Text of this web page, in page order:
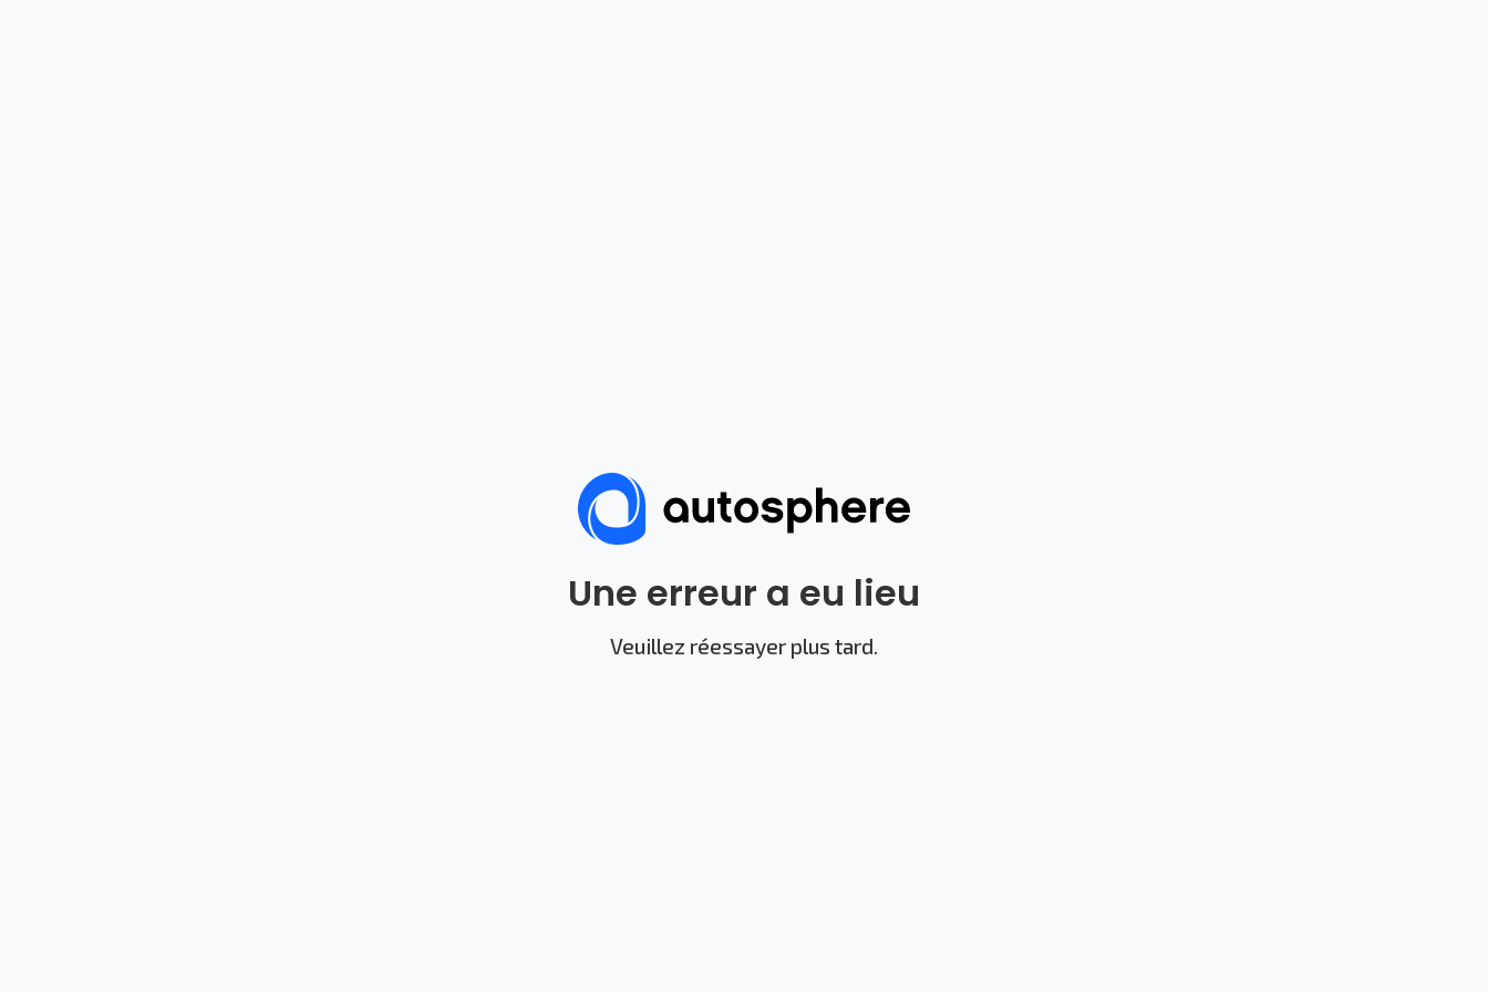
Une erreur a eu lieu
Veuillez réessayer plus tard.